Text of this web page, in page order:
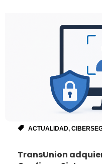
ACTUALIDAD,
TransUnion